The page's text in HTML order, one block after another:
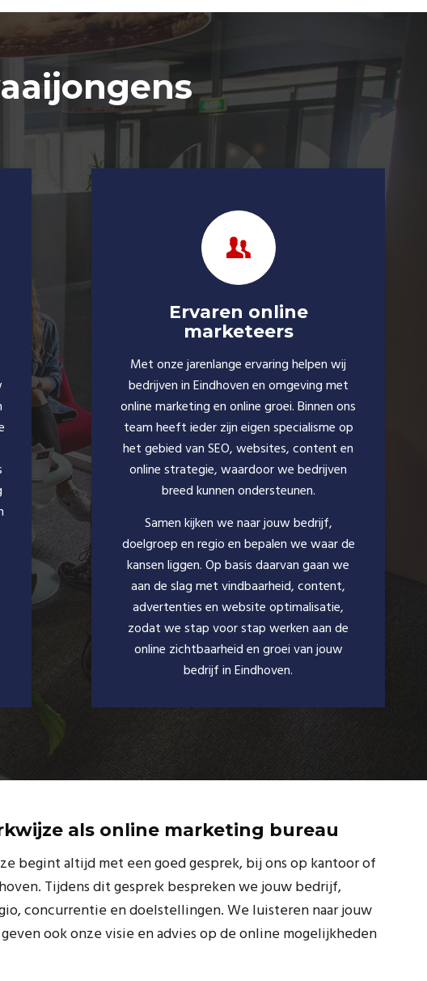
Ervaren online
marketeers
Met onze jarenlange ervaring helpen wij
bedrijven in Eindhoven en omgeving met
online marketing en online groei. Binnen ons
team heeft ieder zijn eigen specialisme op
het gebied van SEO, websites, content en
online strategie, waardoor we bedrijven
breed kunnen ondersteunen.
Samen kijken we naar jouw bedrijf,
doelgroep en regio en bepalen we waar de
kansen liggen. Op basis daarvan gaan we
aan de slag met vindbaarheid, content,
advertenties en website optimalisatie,
zodat we stap voor stap werken aan de
online zichtbaarheid en groei van jouw
bedrijf in Eindhoven.
als online marketing bureau
begint altijd met een goed gesprek, bij ons op kantoor of
Tijdens dit gesprek bespreken we jouw bedrijf,
concurrentie en doelstellingen. We luisteren naar jouw
ook onze visie en advies op de online mogelijkheden